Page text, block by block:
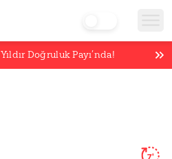
Yıldır Doğruluk Payı’nda!
7'